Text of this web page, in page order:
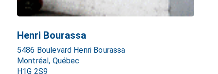
Henri Bourassa
5486 Boulevard Henri Bourassa
Montréal, Québec
H1G 2S9